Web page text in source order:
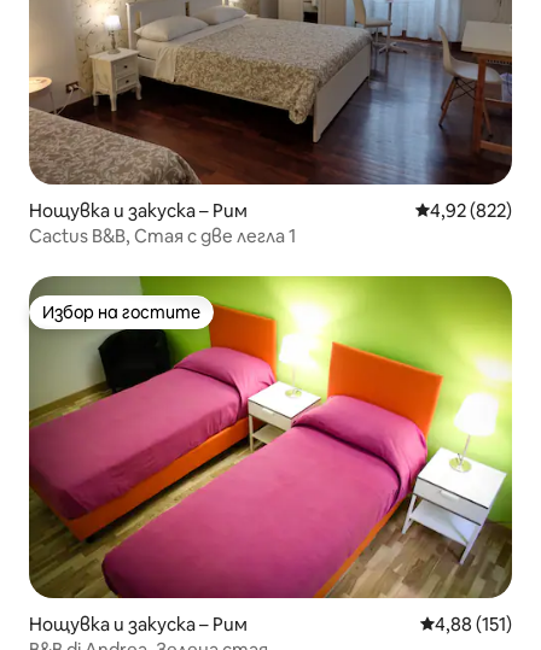
Нощувка и закуска – Рим Средна
4,92 (822)
Cactus B&B, Стая с две легла 1
Избор на гостите
Избор на гостите
Нощувка и закуска – Рим Средна
4,88 (151)